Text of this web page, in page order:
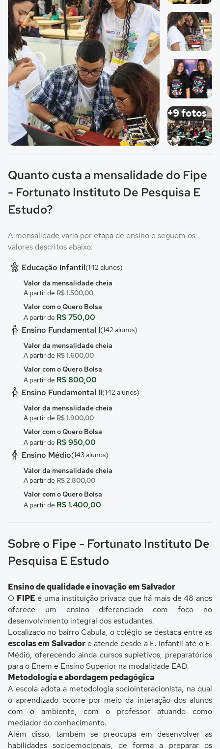
Imagem 1
Imagem 2
Imagem 3
+9 fotos
Quanto custa a mensalidade do Fipe
- Fortunato Instituto De Pesquisa E
Estudo?
A mensalidade varia por etapa de ensino e seguem os
valores descritos abaixo:
Educação Infantil(142 alunos)
Valor da mensalidade cheia
A partir de R$ 1.500,00
Valor com o Quero Bolsa
A partir de R$ 750,00
Ensino Fundamental I(142 alunos)
Valor da mensalidade cheia
A partir de R$ 1.600,00
Valor com o Quero Bolsa
A partir de R$ 800,00
Ensino Fundamental II(142 alunos)
Valor da mensalidade cheia
A partir de R$ 1.900,00
Valor com o Quero Bolsa
A partir de R$ 950,00
Ensino Médio(143 alunos)
Valor da mensalidade cheia
A partir de R$ 2.800,00
Valor com o Quero Bolsa
A partir de R$ 1.400,00
Sobre o Fipe - Fortunato Instituto De
Pesquisa E Estudo
Ensino de qualidade e inovação em Salvador
O FIPE é uma instituição privada que há mais de 48 anos
oferece um ensino diferenciado com foco no
desenvolvimento integral dos estudantes.
Localizado no bairro Cabula, o colégio se destaca entre as
escolas em Salvadore atende desde a E. Infantil até o E.
Médio, oferecendo ainda cursos supletivos, preparatórios
para o Enem e Ensino Superior na modalidade EAD.
Metodologia e abordagem pedagógica
A escola adota a metodologia sociointeracionista, na qual
o aprendizado ocorre por meio da interação dos alunos
com o ambiente, com o professor atuando como
mediador do conhecimento.
Além disso, também se preocupa em desenvolver as
habilidades socioemocionais, de forma a preparar os